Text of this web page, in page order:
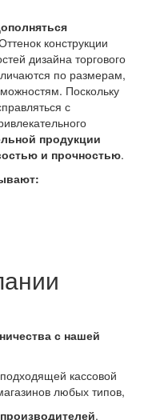
конструкции
дизайна торгового
по размерам,
Поскольку
с
продукции
и прочностью.
с нашей
кассовой
любых типов,
,